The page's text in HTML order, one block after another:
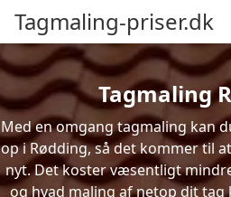
Tagmaling-priser.dk
Tagmaling
Med en omgang tagmaling kan
op i Rødding, så det kommer til
nyt. Det koster væsentligt
og hvad maling af netop dit